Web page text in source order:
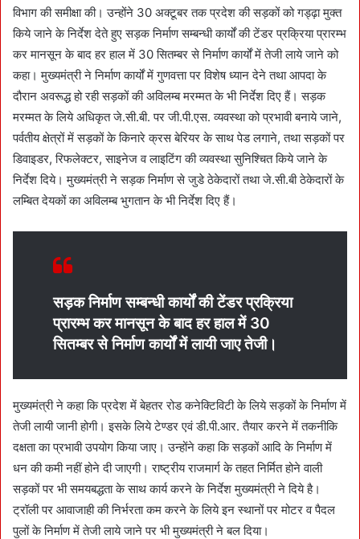
विभाग की समीक्षा की। उन्होंने 30 अक्टूबर तक प्रदेश की सड़कों को गड्ढ़ा मुक्त
किये जाने के निर्देश देते हुए सड़क निर्माण सम्बन्धी कार्यों की टेंडर प्रक्रिया प्रारम्भ
कर मानसून के बाद हर हाल में 30 सितम्बर से निर्माण कार्यों में तेजी लाये जाने को
कहा। मुख्यमंत्री ने निर्माण कार्यों में गुणवत्ता पर विशेष ध्यान देने तथा आपदा के
दौरान अवरूद्ध हो रही सड़कों की अविलम्ब मरम्मत के भी निर्देश दिए हैं। सड़क
मरम्मत के लिये अधिकृत जे.सी.बी. पर जी.पी.एस. व्यवस्था को प्रभावी बनाये जाने,
पर्वतीय क्षेत्रों में सड़कों के किनारे क्रस बेरियर के साथ पेड लगाने, तथा सड़कों पर
डिवाइडर, रिफलेक्टर, साइनेज व लाइटिंग की व्यवस्था सुनिश्चित किये जाने के
निर्देश दिये। मुख्यमंत्री ने सड़क निर्माण से जुडे ठेकेदारों तथा जे.सी.बी ठेकेदारों के
लम्बित देयकों का अविलम्ब भुगतान के भी निर्देश दिए हैं।
सड़क निर्माण सम्बन्धी कार्यों की टेंडर प्रक्रिया
प्रारम्भ कर मानसून के बाद हर हाल में 30
सितम्बर से निर्माण कार्यों में लायी जाए तेजी।
मुख्यमंत्री ने कहा कि प्रदेश में बेहतर रोड कनेक्टिविटी के लिये सड़कों के निर्माण में
तेजी लायी जानी होगी। इसके लिये टेण्डर एवं डी.पी.आर. तैयार करने में तकनीकि
दक्षता का प्रभावी उपयोग किया जाए। उन्होंने कहा कि सड़कों आदि के निर्माण में
धन की कमी नहीं होने दी जाएगी। राष्ट्रीय राजमार्ग के तहत निर्मित होने वाली
सड़कों पर भी समयबद्धता के साथ कार्य करने के निर्देश मुख्यमंत्री ने दिये है।
ट्रॉली पर आवाजाही की निर्भरता कम करने के लिये इन स्थानों पर मोटर व पैदल
पुलों के निर्माण में तेजी लाये जाने पर भी मुख्यमंत्री ने बल दिया।